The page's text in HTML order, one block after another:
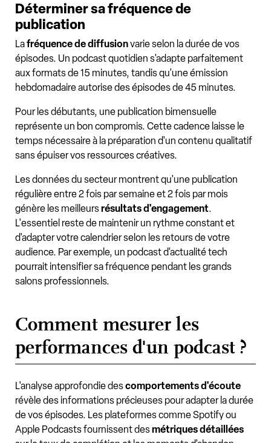
Déterminer sa fréquence de
publication
Lafréquence de diffusionvarie selon la durée de vos
épisodes. Un podcast quotidien s'adapte parfaitement
aux formats de 15 minutes, tandis qu'une émission
hebdomadaire autorise des épisodes de 45 minutes.
Pour les débutants, une publication bimensuelle
représente un bon compromis. Cette cadence laisse le
temps nécessaire à la préparation d'un contenu qualitatif
sans épuiser vos ressources créatives.
Les données du secteur montrent qu'une publication
régulière entre 2 fois par semaine et 2 fois par mois
génère les meilleursrésultats d'engagement.
L'essentiel reste de maintenir un rythme constant et
d'adapter votre calendrier selon les retours de votre
audience. Par exemple, un podcast d'actualité tech
pourrait intensifier sa fréquence pendant les grands
salons professionnels.
Comment mesurer les
performances d'un podcast ?
L'analyse approfondie descomportements d'écoute
révèle des informations précieuses pour adapter la durée
de vos épisodes. Les plateformes comme Spotify ou
Apple Podcasts fournissent desmétriques détaillées